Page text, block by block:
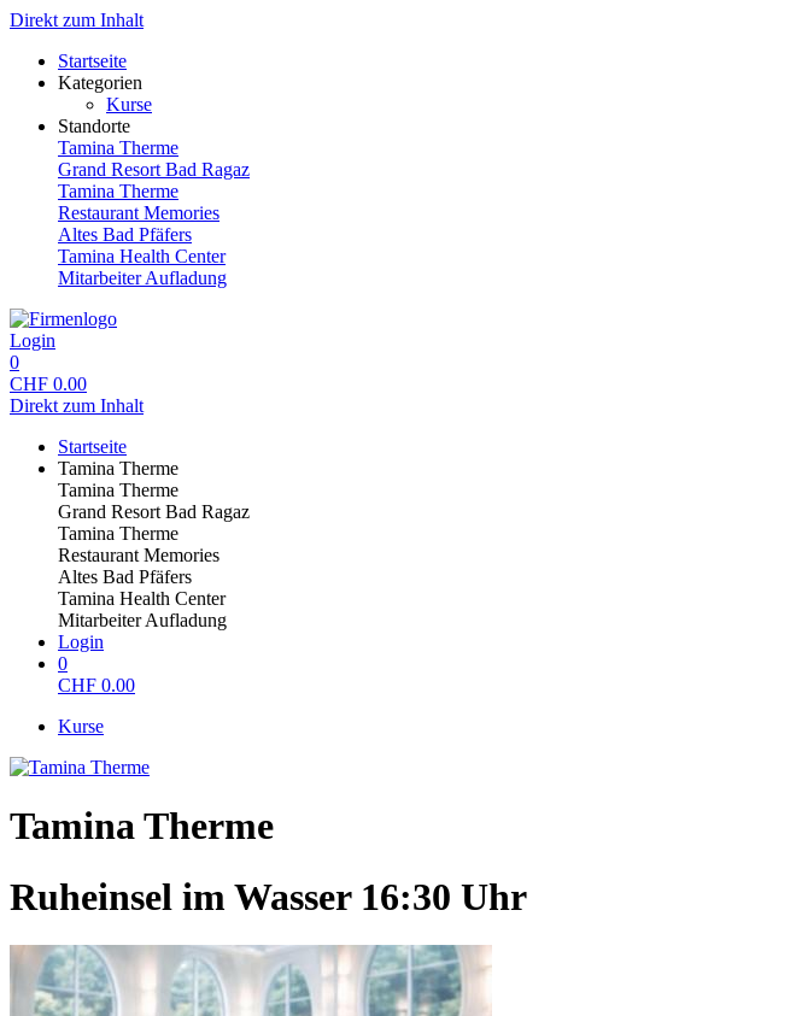
Direkt zum Inhalt
Startseite
Kategorien
Kurse
Standorte
Tamina Therme
Grand Resort Bad Ragaz
Tamina Therme
Restaurant Memories
Altes Bad Pfäfers
Tamina Health Center
Mitarbeiter Aufladung
Login
0
CHF 0.00
Direkt zum Inhalt
Startseite
Tamina Therme
Tamina Therme
Grand Resort Bad Ragaz
Tamina Therme
Restaurant Memories
Altes Bad Pfäfers
Tamina Health Center
Mitarbeiter Aufladung
Login
0
CHF 0.00
Kurse
Tamina Therme
Ruheinsel im Wasser 16:30 Uhr